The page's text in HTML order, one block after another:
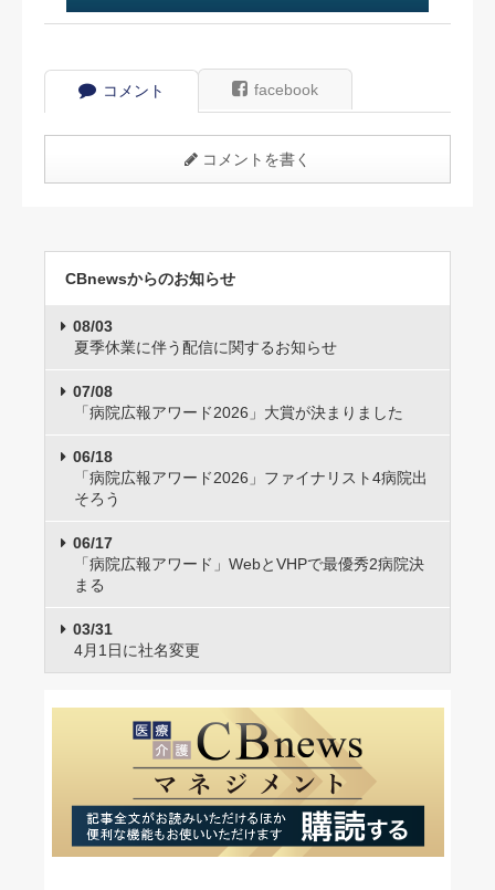
コメント facebook
コメントを書く
CBnewsからのお知らせ
08/03
夏季休業に伴う配信に関するお知らせ
07/08
「病院広報アワード2026」大賞が決まりました
06/18
「病院広報アワード2026」ファイナリスト4病院出
そろう
06/17
「病院広報アワード」WebとVHPで最優秀2病院決
まる
03/31
4月1日に社名変更